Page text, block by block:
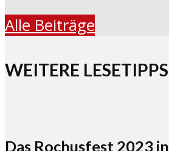
Alle Beiträge
WEITERE LESETIPPS
Das Rochusfest 2023 in